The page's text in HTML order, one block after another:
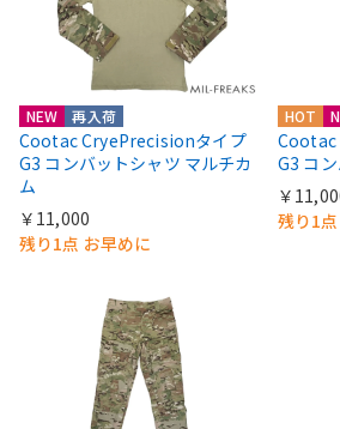
NEW 再入荷
Cootac CryePrecisionタイプ
G3 コンバットシャツ マルチカ
ム
￥11,000
残り1点 お早めに
HOT
Cootac
G3 コ
￥
残り1